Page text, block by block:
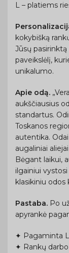
L – platiems
kokybišką
Jūsų
paveikslėlį,
unikalumo.
Apie odą.
aukščiausius
standartus.
Toskanos
autentika.
augaliniai
Bėgant laikui,
ilgainiui
klasikiniu odos
Pastaba. Po
apyrankė
✦ Pagaminta
✦ Rankų darbo